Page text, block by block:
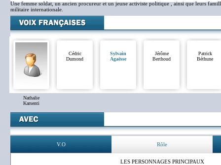
Une femme soldat, un ancien procureur et un jeune activiste politique , ainsi que leurs
militaire internationale.
Nathalie
Karsenti
Cédric
Dumond
Sylvain
Agaësse
Jérôme
Berthoud
Patrick
Béthune
V.O Rôle
LES PERSONNAGES PRINCIPAUX